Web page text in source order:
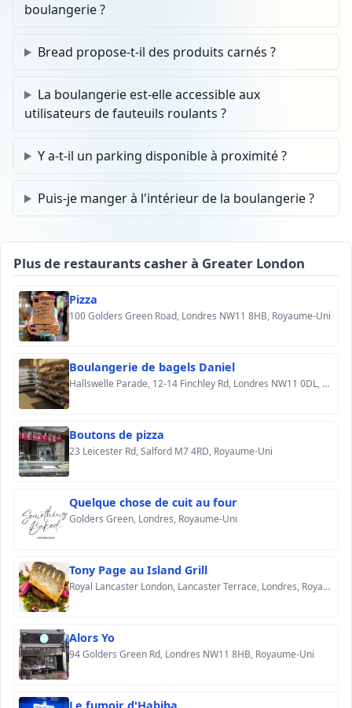
boulangerie ?
Bread propose-t-il des produits carnés ?
La boulangerie est-elle accessible aux
utilisateurs de fauteuils roulants ?
Y a-t-il un parking disponible à proximité ?
Puis-je manger à l'intérieur de la boulangerie ?
Plus de restaurants casher à Greater London
Pizza
100 Golders Green Road, Londres NW11 8HB, Royaume-Uni
Boulangerie de bagels Daniel
Hallswelle Parade, 12-14 Finchley Rd, Londres NW11 0DL, Royaume-Uni
Boutons de pizza
23 Leicester Rd, Salford M7 4RD, Royaume-Uni
Quelque chose de cuit au four
Golders Green, Londres, Royaume-Uni
Tony Page au Island Grill
Royal Lancaster London, Lancaster Terrace, Londres, Royaume-Uni
Alors Yo
94 Golders Green Rd, Londres NW11 8HB, Royaume-Uni